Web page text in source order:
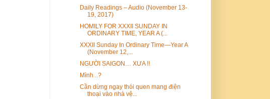
Daily Readings – Audio (November 13-
19, 2017)
HOMILY FOR XXXII SUNDAY IN
ORDINARY TIME, YEAR A (...
XXXII Sunday In Ordinary Time—Year A
(November 12,...
NGƯỜI SAIGON… XƯA !!
Mình ..?
Cần dừng ngay thói quen mang điện
thoại vào nhà vệ...